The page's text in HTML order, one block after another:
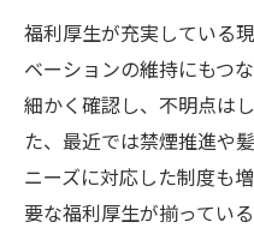
福利厚生が充実している
ベーションの維持にもつ
細かく確認し、不明点は
た、最近では禁煙推進や
ニーズに対応した制度も
要な福利厚生が揃ってい